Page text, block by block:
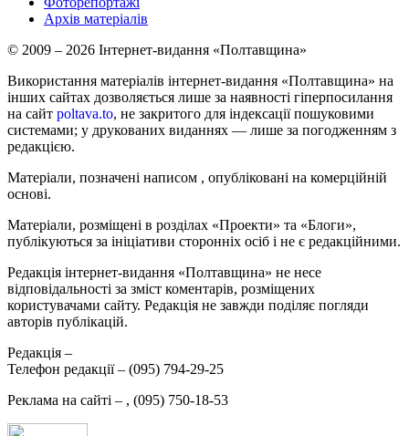
Архів матеріалів
© 2009 – 2026 Інтернет-видання «Полтавщина»
Використання матеріалів інтернет-видання «Полтавщина» на
інших сайтах дозволяється лише за наявності гіперпосилання
на сайт poltava.to, не закритого для індексації пошуковими
системами; у друкованих виданнях — лише за погодженням з
редакцією.
Матеріали, позначені написом , опубліковані на комерційній
основі.
Матеріали, розміщені в розділах «Проекти» та «Блоги»,
публікуються за ініціативи сторонніх осіб і не є редакційними.
Редакція інтернет-видання «Полтавщина» не несе
відповідальності за зміст коментарів, розміщених
користувачами сайту. Редакція не завжди поділяє погляди
авторів публікацій.
Редакція –
Телефон редакції – (095) 794-29-25
Реклама на сайті – , (095) 750-18-53